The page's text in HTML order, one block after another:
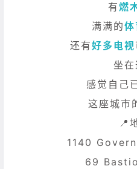
有燃
满满的体
还有好多电视
坐在
感觉自己
这座城市
📍
1140
69